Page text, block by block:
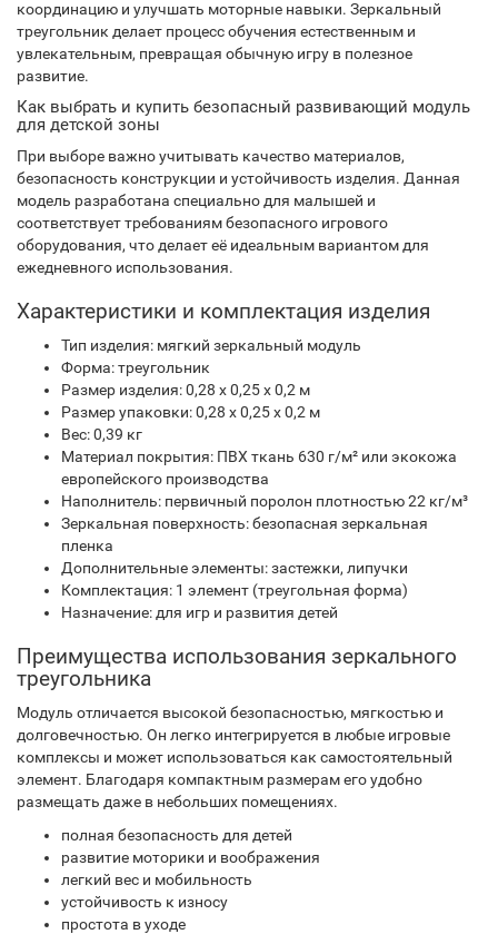
координацию и улучшать моторные навыки. Зеркальный
треугольник делает процесс обучения естественным и
увлекательным, превращая обычную игру в полезное
развитие.
Как выбрать и купить безопасный развивающий модуль
для детской зоны
При выборе важно учитывать качество материалов,
безопасность конструкции и устойчивость изделия. Данная
модель разработана специально для малышей и
соответствует требованиям безопасного игрового
оборудования, что делает её идеальным вариантом для
ежедневного использования.
Характеристики и комплектация изделия
Тип изделия: мягкий зеркальный модуль
Форма: треугольник
Размер изделия: 0,28 х 0,25 х 0,2 м
Размер упаковки: 0,28 х 0,25 х 0,2 м
Вес: 0,39 кг
Материал покрытия: ПВХ ткань 630 г/м² или экокожа
европейского производства
Наполнитель: первичный поролон плотностью 22 кг/м³
Зеркальная поверхность: безопасная зеркальная
пленка
Дополнительные элементы: застежки, липучки
Комплектация: 1 элемент (треугольная форма)
Назначение: для игр и развития детей
Преимущества использования зеркального
треугольника
Модуль отличается высокой безопасностью, мягкостью и
долговечностью. Он легко интегрируется в любые игровые
комплексы и может использоваться как самостоятельный
элемент. Благодаря компактным размерам его удобно
размещать даже в небольших помещениях.
полная безопасность для детей
развитие моторики и воображения
легкий вес и мобильность
устойчивость к износу
простота в уходе